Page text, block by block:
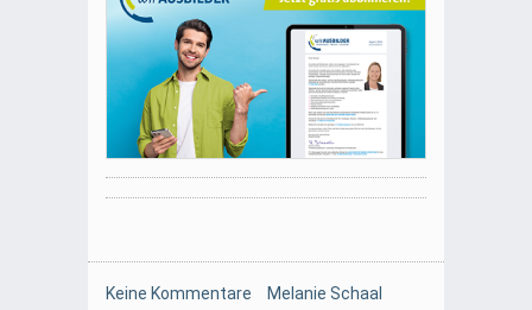
Keine Kommentare
Melanie Schaal